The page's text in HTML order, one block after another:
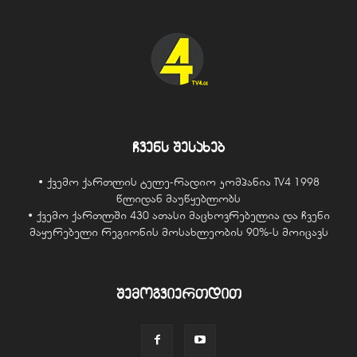
ჩვენს შესახებ
• ქვემო ქართლის ტელე-რადიო კომპანია TV4 1998
წლიდან მაუწყებლობს
• ქვემო ქართლში 430 ათასი მაცხოვრებელია და ჩვენი
მაყურებელი რეგიონის მოსახლეობის 90%-ს მოიცავს
შემოგვიერთდით